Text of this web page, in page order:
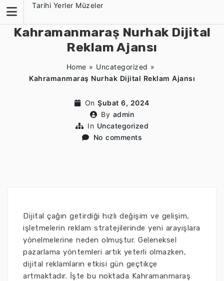
content
Tarihi Yerler Müzeler
Kahramanmaraş Nurhak Dijital
Reklam Ajansı
Home » Uncategorized »
Kahramanmaraş Nurhak Dijital Reklam Ajansı
On Şubat 6, 2024
By admin
In Uncategorized
No comments
Dijital çağın getirdiği hızlı değişim ve gelişim,
işletmelerin reklam stratejilerinde yeni arayışlara
yönelmelerine neden olmuştur. Geleneksel
pazarlama yöntemleri artık yeterli olmazken,
dijital reklamların etkisi gün geçtikçe
artmaktadır. İşte bu noktada Kahramanmaraş